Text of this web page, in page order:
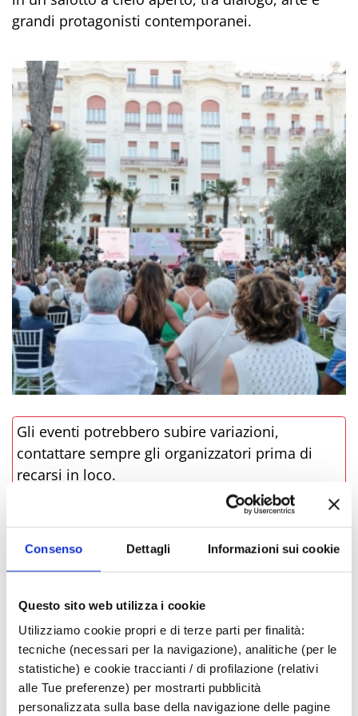
Consenso Dettagli Informazioni sui cookie
Questo sito web utilizza i cookie
Utilizziamo cookie propri e di terze parti per finalità:
tecniche (necessari per la navigazione), analitiche (per le
statistiche) e cookie traccianti / di profilazione (relativi
alle Tue preferenze) per mostrarti pubblicità
personalizzata sulla base della navigazione delle pagine
grandi protagonisti contemporanei.
Gli eventi potrebbero subire variazioni,
contattare sempre gli organizzatori prima di
recarsi in loco.
LINK ALL'EVENTO
PRENOTA